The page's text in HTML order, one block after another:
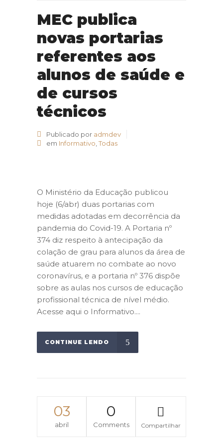
MEC publica
novas portarias
referentes aos
alunos de saúde e
de cursos
técnicos
Publicado por admdev
em Informativo Todas
O Ministério da Educação publicou
hoje (6/abr) duas portarias com
medidas adotadas em decorrência da
pandemia do Covid-19. A Portaria nº
374 diz respeito à antecipação da
colação de grau para alunos da área de
saúde atuarem no combate ao novo
coronavírus, e a portaria nº 376 dispõe
sobre as aulas nos cursos de educação
profissional técnica de nível médio.
Acesse aqui o Informativo....
CONTINUE LENDO
03
abril
0
Comments Compartilhar